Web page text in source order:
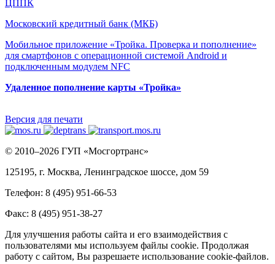
ЦППК
Московский кредитный банк (МКБ)
Мобильное приложение «Тройка. Проверка и пополнение»
для смартфонов с операционной системой Android и
подключенным модулем NFC
Удаленное пополнение карты «Тройка»
Версия для печати
© 2010–2026 ГУП «Мосгортранс»
125195, г. Москва, Ленинградское шоссе, дом 59
Телефон: 8 (495) 951-66-53
Факс: 8 (495) 951-38-27
Для улучшения работы сайта и его взаимодействия с
пользователями мы используем файлы cookie. Продолжая
работу с сайтом, Вы разрешаете использование cookie-файлов.